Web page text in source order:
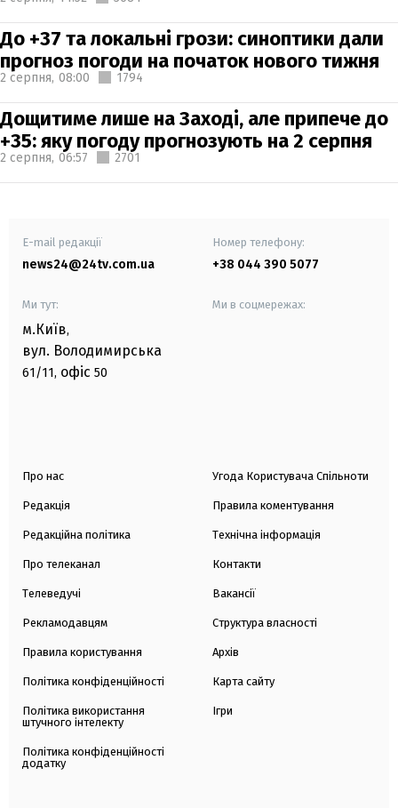
До +37 та локальні грози: синоптики дали
прогноз погоди на початок нового тижня
2 серпня, 08:00 1794
Дощитиме лише на Заході, але припече до
+35: яку погоду прогнозують на 2 серпня
2 серпня, 06:57 2701
E-mail редакції
news24@24tv.com.ua
Номер телефону:
+38 044 390 5077
Ми тут:
м.Київ,
вул. Володимирська
61/11, офіс 50
Ми в соцмережах:
Про нас
Редакція
Редакційна політика
Про телеканал
Телеведучі
Рекламодавцям
Правила користування
Політика конфіденційності
Політика використання
штучного інтелекту
Політика конфіденційності
додатку
Угода Користувача Спільноти
Правила коментування
Технічна інформація
Контакти
Вакансії
Структура власності
Архів
Карта сайту
Ігри